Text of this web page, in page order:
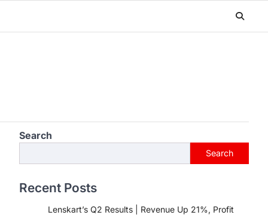
Search
Search
Recent Posts
Lenskart’s Q2 Results | Revenue Up 21%, Profit